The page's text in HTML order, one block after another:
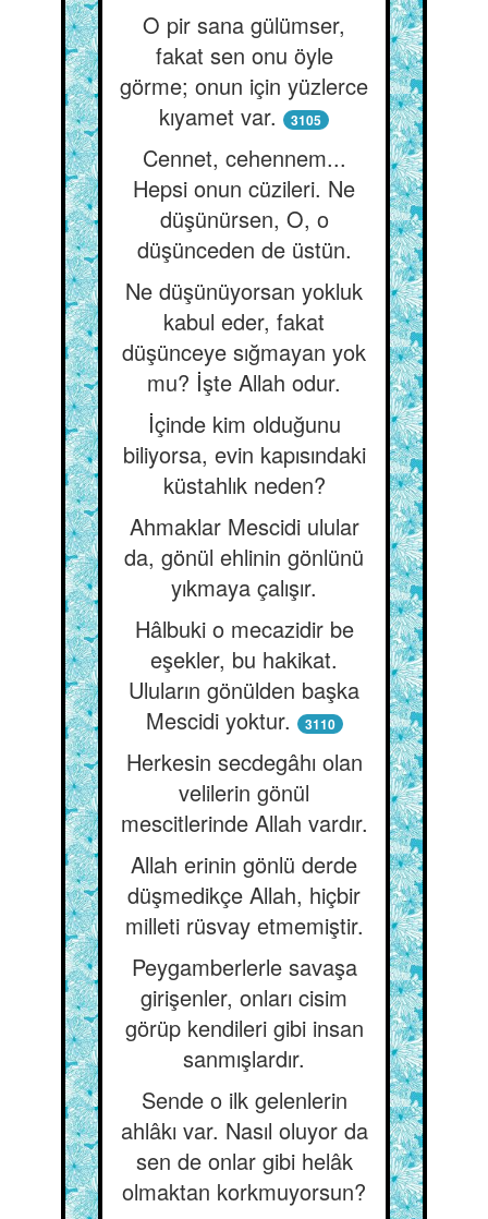
O pir sana gülümser,
fakat sen onu öyle
görme; onun için yüzlerce
kıyamet var.
3105
Cennet, cehennem...
Hepsi onun cüzileri. Ne
düşünürsen, O, o
düşünceden de üstün.
Ne düşünüyorsan yokluk
kabul eder, fakat
düşünceye sığmayan yok
mu? İşte Allah odur.
İçinde kim olduğunu
biliyorsa, evin kapısındaki
küstahlık neden?
Ahmaklar Mescidi ulular
da, gönül ehlinin gönlünü
yıkmaya çalışır.
Hâlbuki o mecazidir be
eşekler, bu hakikat.
Uluların gönülden başka
Mescidi yoktur.
3110
Herkesin secdegâhı olan
velilerin gönül
mescitlerinde Allah vardır.
Allah erinin gönlü derde
düşmedikçe Allah, hiçbir
milleti rüsvay etmemiştir.
Peygamberlerle savaşa
girişenler, onları cisim
görüp kendileri gibi insan
sanmışlardır.
Sende o ilk gelenlerin
ahlâkı var. Nasıl oluyor da
sen de onlar gibi helâk
olmaktan korkmuyorsun?